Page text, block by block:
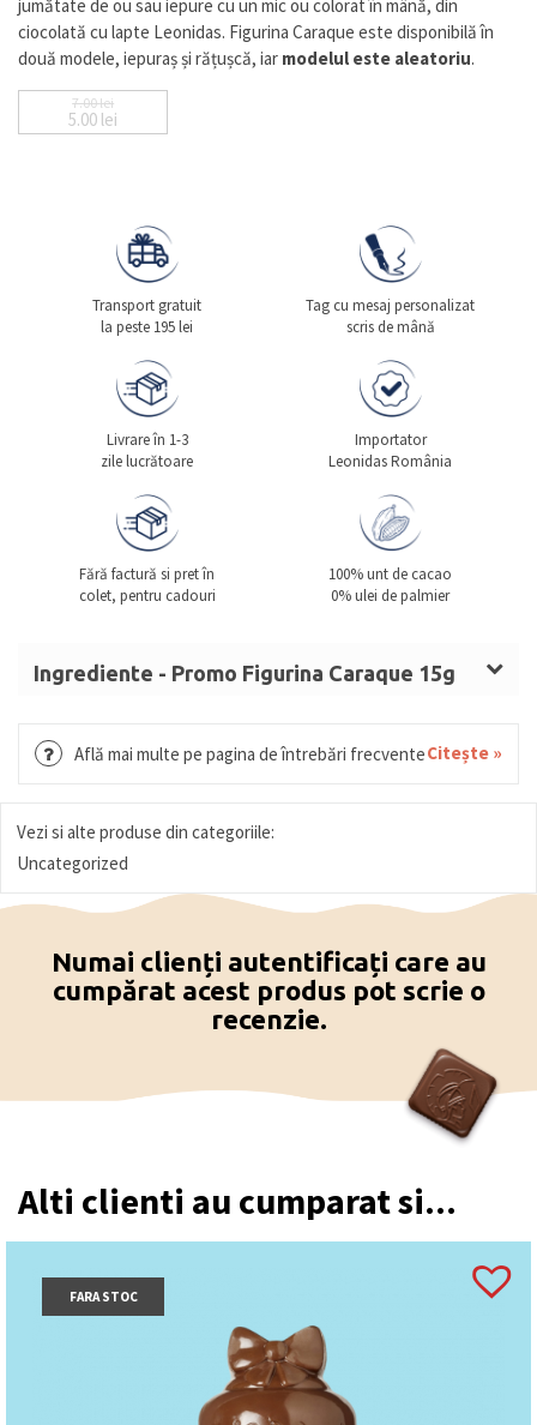
a
evaluări
la
jumătate de ou sau iepure cu un mic ou colorat în mână, din
ciocolată cu lapte Leonidas. Figurina Caraque este disponibilă în
două modele, iepuraș și rățușcă, iar modelul este aleatoriu.
7.00lei
Prețul inițial a fost: 7.00 lei.
5.00 lei
Prețul curent este: 5.00 lei.
Transport gratuit
la peste 195 lei
Tag cu mesaj personalizat
scris de mână
Livrare în 1-3
zile lucrătoare
Importator
Leonidas România
Fără factură si pret în
colet, pentru cadouri
100% unt de cacao
0% ulei de palmier
Ingrediente - Promo Figurina Caraque 15g
cacao, emulgator: lecitină deSOIA, aromă naturală
Află mai multe pe pagina de întrebări frecventeCitește »
Vezi si alte produse din categoriile:
Uncategorized
Numai clienți autentificați care au
cumpărat acest produs pot scrie o
recenzie.
Alti clienti au cumparat si...
FARA STOC